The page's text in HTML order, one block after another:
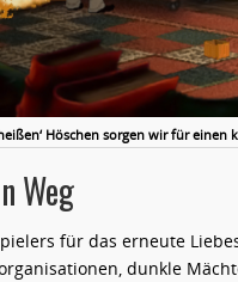
Höschen sorgen wir für einen
Weg
für das erneute
dunkle